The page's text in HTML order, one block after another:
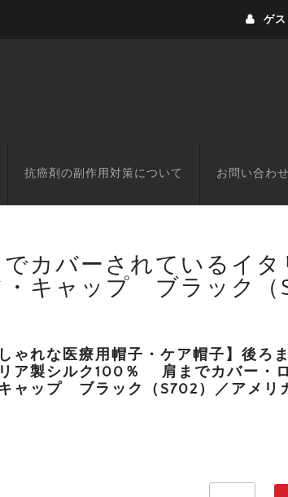
ゲス
抗癌剤の副作用対策について お問い合わせ
カバーされているイタ
キャップ ブラック（
しゃれな医療用帽子・ケア帽子】後ろ
ア製シルク100％ 肩までカバー・
ャップ ブラック（S702）／アメリ